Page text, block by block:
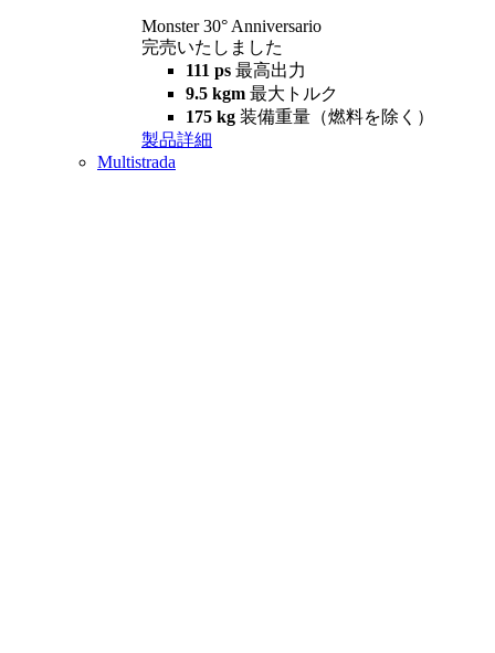
Monster 30° Anniversario
完売いたしました
111 ps 最高出力
9.5 kgm 最大トルク
175 kg 装備重量（燃料を除く）
製品詳細
Multistrada